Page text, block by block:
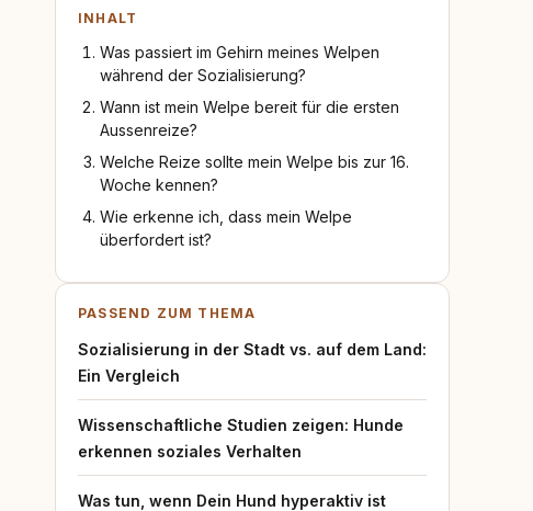
INHALT
Was passiert im Gehirn meines Welpen
während der Sozialisierung?
Wann ist mein Welpe bereit für die ersten
Aussenreize?
Welche Reize sollte mein Welpe bis zur 16.
Woche kennen?
Wie erkenne ich, dass mein Welpe
überfordert ist?
PASSEND ZUM THEMA
Sozialisierung in der Stadt vs. auf dem Land:
Ein Vergleich
Wissenschaftliche Studien zeigen: Hunde
erkennen soziales Verhalten
Was tun, wenn Dein Hund hyperaktiv ist